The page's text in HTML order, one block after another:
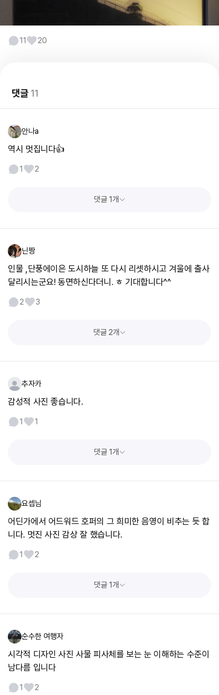
11 20
댓글11
안나a
역시 멋집니다👍
1 2
댓글 1개
닌짱
인물 ,단풍에이은 도시하늘 또 다시 리셋하시고 겨울에 출사
달리시는군요! 동면하신다더니. ㅎ 기대합니다^^
2 3
댓글 2개
추자카
감성적 사진 좋습니다.
1 1
댓글 1개
요셉님
어딘가에서 어드워드 호퍼의 그 희미한 음영이 비추는 듯 합
니다. 멋진 사진 감상 잘 했습니다.
1 2
댓글 1개
순수한 여행자
시각적 디자인 사진 사물 피사체를 보는 눈 이해하는 수준이
남다름 입니다
1 2